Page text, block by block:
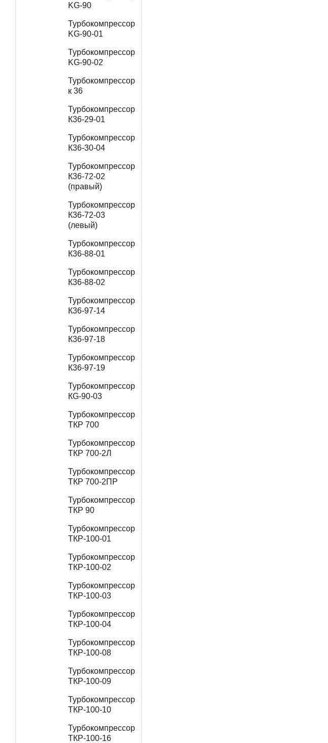
KG-90
Турбокомпрессор
KG-90-01
Турбокомпрессор
KG-90-02
Турбокомпрессор
к 36
Турбокомпрессор
К36-29-01
Турбокомпрессор
К36-30-04
Турбокомпрессор
К36-72-02
(правый)
Турбокомпрессор
К36-72-03
(левый)
Турбокомпрессор
К36-88-01
Турбокомпрессор
К36-88-02
Турбокомпрессор
К36-97-14
Турбокомпрессор
К36-97-18
Турбокомпрессор
К36-97-19
Турбокомпрессор
КG-90-03
Турбокомпрессор
ТКР 700
Турбокомпрессор
ТКР 700-2Л
Турбокомпрессор
ТКР 700-2ПР
Турбокомпрессор
ТКР 90
Турбокомпрессор
ТКР-100-01
Турбокомпрессор
ТКР-100-02
Турбокомпрессор
ТКР-100-03
Турбокомпрессор
ТКР-100-04
Турбокомпрессор
ТКР-100-08
Турбокомпрессор
ТКР-100-09
Турбокомпрессор
ТКР-100-10
Турбокомпрессор
ТКР-100-16